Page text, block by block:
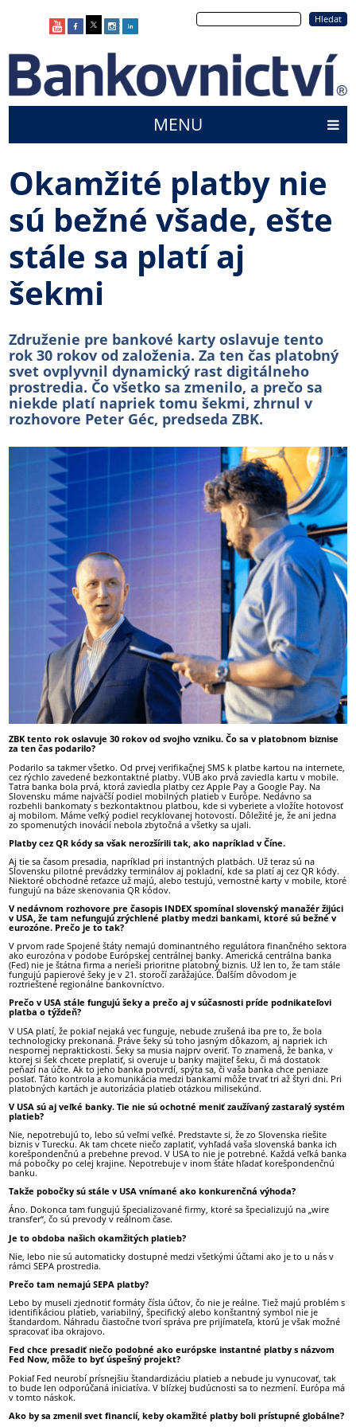
Hledat
menu
MENU
Okamžité platby nie
sú bežné všade, ešte
stále sa platí aj
šekmi
Združenie pre bankové karty oslavuje tento
rok 30 rokov od založenia. Za ten čas platobný
svet ovplyvnil dynamický rast digitálneho
prostredia. Čo všetko sa zmenilo, a prečo sa
niekde platí napriek tomu šekmi, zhrnul v
rozhovore Peter Géc, predseda ZBK.
ZBK tento rok oslavuje 30 rokov od svojho vzniku. Čo sa v platobnom biznise
za ten čas podarilo?
Podarilo sa takmer všetko. Od prvej verifikačnej SMS k platbe kartou na internete,
cez rýchlo zavedené bezkontaktné platby. VÚB ako prvá zaviedla kartu v mobile.
Tatra banka bola prvá, ktorá zaviedla platby cez Apple Pay a Google Pay. Na
Slovensku máme najväčší podiel mobilných platieb v Európe. Nedávno sa
rozbehli bankomaty s bezkontaktnou platbou, kde si vyberiete a vložíte hotovosť
aj mobilom. Máme veľký podiel recyklovanej hotovosti. Dôležité je, že ani jedna
zo spomenutých inovácií nebola zbytočná a všetky sa ujali.
Platby cez QR kódy sa však nerozšírili tak, ako napríklad v Číne.
Aj tie sa časom presadia, napríklad pri instantných platbách. Už teraz sú na
Slovensku pilotné prevádzky terminálov aj pokladní, kde sa platí aj cez QR kódy.
Niektoré obchodné reťazce už majú, alebo testujú, vernostné karty v mobile, ktoré
fungujú na báze skenovania QR kódov.
V nedávnom rozhovore pre časopis INDEX spomínal slovenský manažér žijúci
v USA, že tam nefungujú zrýchlené platby medzi bankami, ktoré sú bežné v
eurozóne. Prečo je to tak?
V prvom rade Spojené štáty nemajú dominantného regulátora finančného sektora
ako eurozóna v podobe Európskej centrálnej banky. Americká centrálna banka
(Fed) nie je štátna firma a nerieši prioritne platobný biznis. Už len to, že tam stále
fungujú papierové šeky je v 21. storočí zarážajúce. Ďalším dôvodom je
roztrieštené regionálne bankovníctvo.
Prečo v USA stále fungujú šeky a prečo aj v súčasnosti príde podnikateľovi
platba o týždeň?
V USA platí, že pokiaľ nejaká vec funguje, nebude zrušená iba pre to, že bola
technologicky prekonaná. Práve šeky sú toho jasným dôkazom, aj napriek ich
nespornej nepraktickosti. Šeky sa musia najprv overiť. To znamená, že banka, v
ktorej si šek chcete preplatiť, si overuje u banky majiteľ šeku, či má dostatok
peňazí na účte. Ak to jeho banka potvrdí, spýta sa, či vaša banka chce peniaze
poslať. Táto kontrola a komunikácia medzi bankami môže trvať tri až štyri dni. Pri
platobných kartách je autorizácia platieb otázkou milisekúnd.
V USA sú aj veľké banky. Tie nie sú ochotné meniť zaužívaný zastaralý systém
platieb?
Nie, nepotrebujú to, lebo sú veľmi veľké. Predstavte si, že zo Slovenska riešite
biznis v Turecku. Ak tam chcete niečo zaplatiť, vyhľadá vaša slovenská banka ich
korešpondenčnú a prebehne prevod. V USA to nie je potrebné. Každá veľká banka
má pobočky po celej krajine. Nepotrebuje v inom štáte hľadať korešpondenčnú
banku.
Takže pobočky sú stále v USA vnímané ako konkurenčná výhoda?
Áno. Dokonca tam fungujú špecializované firmy, ktoré sa špecializujú na „wire
transfer“, čo sú prevody v reálnom čase.
Je to obdoba našich okamžitých platieb?
Nie, lebo nie sú automaticky dostupné medzi všetkými účtami ako je to u nás v
rámci SEPA prostredia.
Prečo tam nemajú SEPA platby?
Lebo by museli zjednotiť formáty čísla účtov, čo nie je reálne. Tiež majú problém s
identifikáciou platieb, variabilný, špecifický alebo konštantný symbol nie je
štandardom. Náhradu čiastočne tvorí správa pre prijímateľa, ktorú je však možné
spracovať iba okrajovo.
Fed chce presadiť niečo podobné ako európske instantné platby s názvom
Fed Now, môže to byť úspešný projekt?
Pokiaľ Fed neurobí prísnejšiu štandardizáciu platieb a nebude ju vynucovať, tak
to bude len odporúčaná iniciatíva. V blízkej budúcnosti sa to nezmení. Európa má
v tomto náskok.
Ako by sa zmenil svet financií, keby okamžité platby boli prístupné globálne?